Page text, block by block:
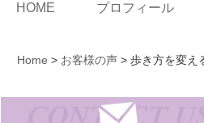
HOME プロフィール
Home > お客様の声 > 歩き方を変え